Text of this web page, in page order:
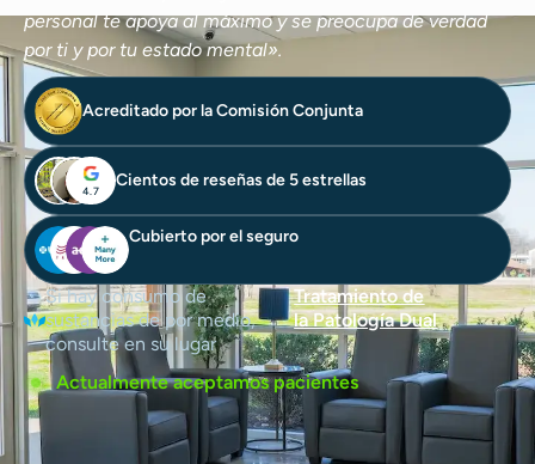
personal te apoya al máximo y se preocupa de verdad
por ti y por tu estado mental».
Acreditado por la Comisión Conjunta
4.7
Cientos de reseñas de 5 estrellas
Cubierto por el seguro
Si hay consumo de
sustancias de por medio,
consulte en su lugar
Tratamiento de
la Patología Dual
Actualmente aceptamos pacientes